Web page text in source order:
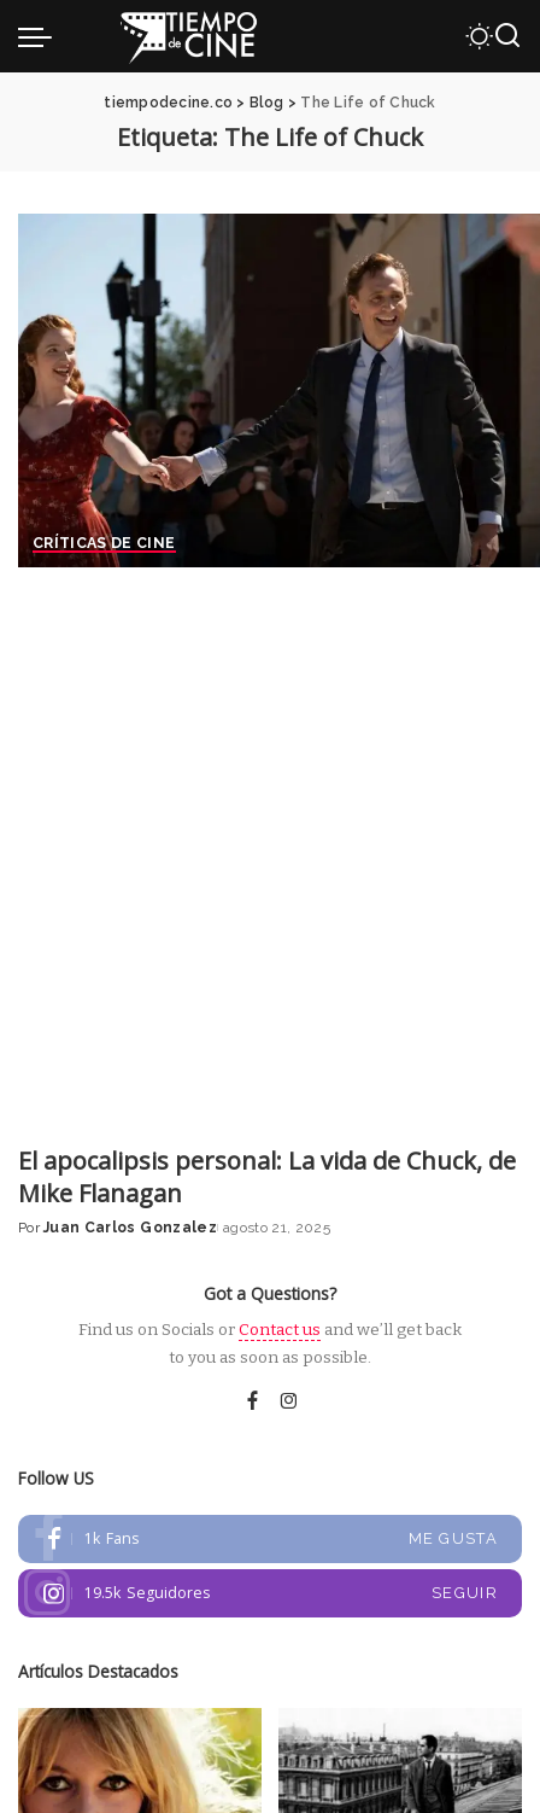
tiempodecine.co > Blog > The Life of Chuck
Etiqueta: The Life of Chuck
CRÍTICAS DE CINE
El apocalipsis personal: La vida de Chuck, de
Mike Flanagan
Posted
Por Juan Carlos Gonzalez agosto 21, 2025
Got a Questions?
Find us on Socials orContact us and we’ll get back
to you as soon as possible.
Follow US
1k Fans ME GUSTA
19.5k Seguidores SEGUIR
Artículos Destacados